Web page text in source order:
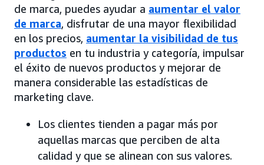
de marca, puedes ayudar a aumentar el valor
de marca, disfrutar de una mayor flexibilidad
en los precios, aumentar la visibilidad de tus
productos en tu industria y categoría, impulsar
el éxito de nuevos productos y mejorar de
manera considerable las estadísticas de
marketing clave.
Los clientes tienden a pagar más por
aquellas marcas que perciben de alta
calidad y que se alinean con sus valores.